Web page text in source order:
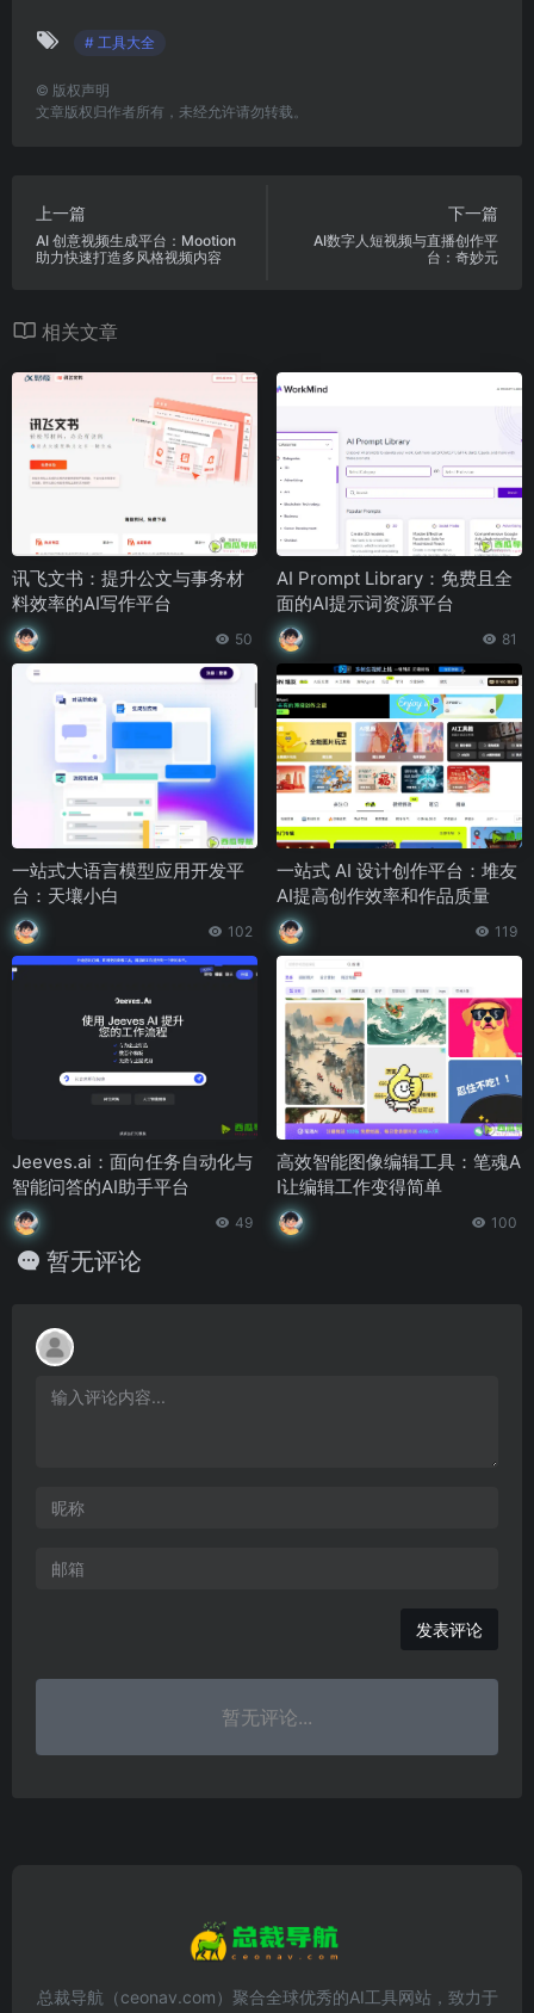
# 工具大全
© 版权声明
文章版权归作者所有，未经允许请勿转载。
上一篇
AI 创意视频生成平台：Mootion
助力快速打造多风格视频内容
下一篇
AI数字人短视频与直播创作平
台：奇妙元
相关文章
讯飞文书：提升公文与事务材
料效率的AI写作平台
50
AI Prompt Library：免费且全
面的AI提示词资源平台
81
一站式大语言模型应用开发平
台：天壤小白
102
一站式 AI 设计创作平台：堆友
AI提高创作效率和作品质量
119
Jeeves.ai：面向任务自动化与
智能问答的AI助手平台
49
高效智能图像编辑工具：笔魂A
I让编辑工作变得简单
100
暂无评论
发表评论
暂无评论...
总裁导航（ceonav.com）聚合全球优秀的AI工具网站，致力于